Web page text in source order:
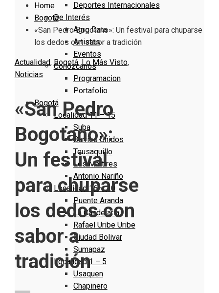
Deportes Internacionales
De Interés
Agro Data
Artistas
Eventos
Conózcanos
Programacion
Portafolio
Bogotá
Localidad 11 – 15
Suba
Barrios Unidos
Teusaquillo
Los Mártires
Antonio Nariño
Localidad 16 – 20
Puente Aranda
La Candelaria
Rafael Uribe Uribe
Ciudad Bolivar
Sumapaz
Localidad 1 – 5
Usaquen
Chapinero
Home
Bogotá
«San Pedro Bogotano»: Un festival para chuparse
los dedos con sabor a tradición
Actualidad, Bogotá, Lo Más Visto,
Noticias
«San Pedro
Bogotano»:
Un festival
para chuparse
los dedos con
sabor a
tradición